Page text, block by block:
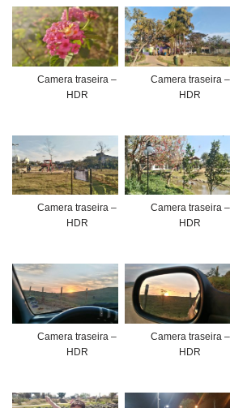
Camera traseira –
HDR
Camera traseira –
HDR
Camera traseira –
HDR
Camera traseira –
HDR
Camera traseira –
HDR
Camera traseira –
HDR